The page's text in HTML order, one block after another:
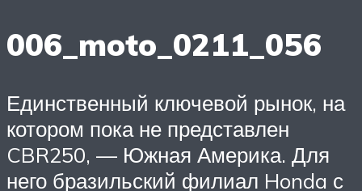
006_moto_0211_056
Единственный ключевой рынок, на
котором пока не представлен
CBR250, — Южная Америка. Для
него бразильский филиал Honda с